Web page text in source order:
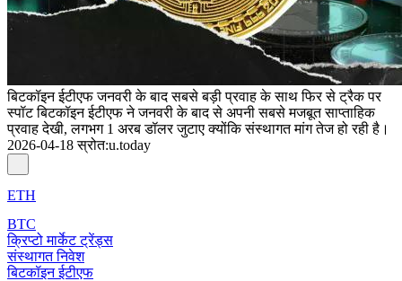
बिटकॉइन ईटीएफ जनवरी के बाद सबसे बड़ी प्रवाह के साथ फिर से ट्रैक पर
स्पॉट बिटकॉइन ईटीएफ ने जनवरी के बाद से अपनी सबसे मजबूत साप्ताहिक
प्रवाह देखी, लगभग 1 अरब डॉलर जुटाए क्योंकि संस्थागत मांग तेज हो रही है।
2026-04-18 स्रोत:u.today
ETH
BTC
क्रिप्टो मार्केट ट्रेंड्स
संस्थागत निवेश
बिटकॉइन ईटीएफ